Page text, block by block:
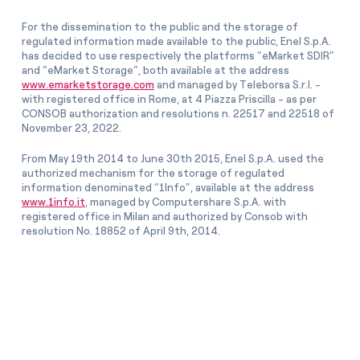
For the dissemination to the public and the storage of
regulated information made available to the public, Enel S.p.A.
has decided to use respectively the platforms “eMarket SDIR”
and “eMarket Storage”, both available at the address
www.emarketstorage.com and managed by Teleborsa S.r.l. -
with registered office in Rome, at 4 Piazza Priscilla - as per
CONSOB authorization and resolutions n. 22517 and 22518 of
November 23, 2022.
From May 19th 2014 to June 30th 2015, Enel S.p.A. used the
authorized mechanism for the storage of regulated
information denominated “1Info”, available at the address
www.1info.it , managed by Computershare S.p.A. with
registered office in Milan and authorized by Consob with
resolution No. 18852 of April 9th, 2014.